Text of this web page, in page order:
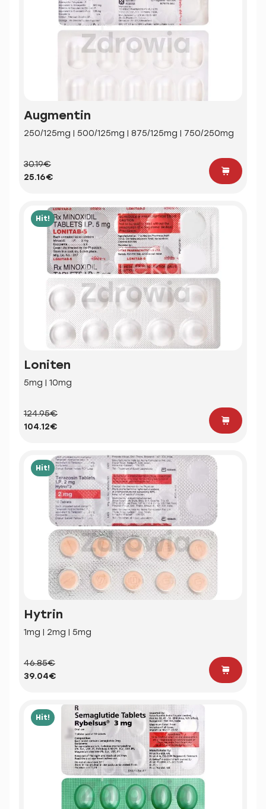
Augmentin
250/125mg | 500/125mg | 875/125mg | 750/250mg
30.19€
25.16€
Hit!
Loniten
5mg | 10mg
124.95€
104.12€
Hit!
Hytrin
1mg | 2mg | 5mg
46.85€
39.04€
Hit!